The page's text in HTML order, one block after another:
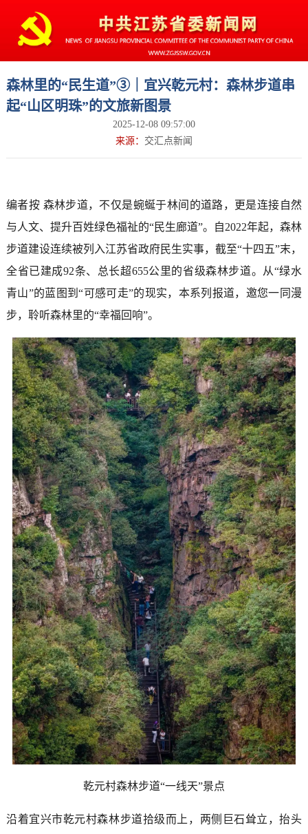
森林里的“民生道”③｜宜兴乾元村：森林步道串
起“山区明珠”的文旅新图景
2025-12-08 09:57:00
来源： 交汇点新闻
编者按 森林步道，不仅是蜿蜒于林间的道路，更是连接自然
与人文、提升百姓绿色福祉的“民生廊道”。自2022年起，森林
步道建设连续被列入江苏省政府民生实事，截至“十四五”末，
全省已建成92条、总长超655公里的省级森林步道。从“绿水
青山”的蓝图到“可感可走”的现实，本系列报道，邀您一同漫
步，聆听森林里的“幸福回响”。
乾元村森林步道“一线天”景点
沿着宜兴市乾元村森林步道拾级而上，两侧巨石耸立，抬头